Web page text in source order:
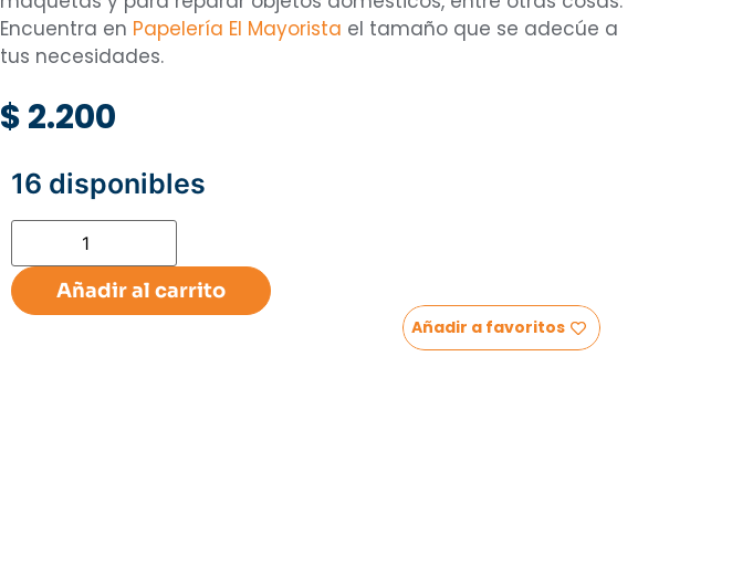
Encuentra en Papelería El Mayorista el tamaño que se adecúe a
tus necesidades.
$2.200
16 disponibles
Añadir al carrito
Añadir a favoritos